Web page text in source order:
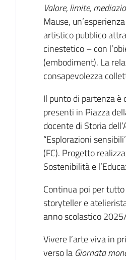
Valore, limite,
Mause,
artistico pubblico
cinestetico – con
(embodiment). La
consapevolezza
Il punto di partenza è
presenti in Piazza
docente di Storia
“Esplorazioni
(FC). Progetto
Sostenibilità e
Continua poi per
storyteller e
anno scolastico
Vivere l’arte viva in
verso la Giornata